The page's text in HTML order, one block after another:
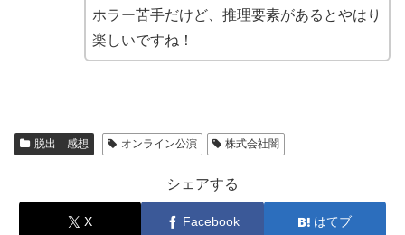
ホラー苦手だけど、推理要素があるとやはり
楽しいですね！
脱出 感想 オンライン公演 株式会社闇
シェアする
X Facebook はてブ